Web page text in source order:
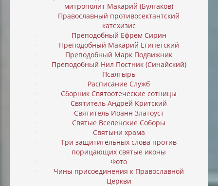
митрополит Макарий (Булгаков)
Православный противосектантский
катехизис
Преподобный Ефрем Сирин
Преподобный Макарий Египетский
Преподобный Марк Подвижник
Преподобный Нил Постник (Синайский)
Псалтырь
Расписание Служб
Сборник Святоотеческие сотницы
Святитель Андрей Критский
Святитель Иоанн Златоуст
Святые Вселенские Соборы
Святыни храма
Три защитительных слова против
порицающих святые иконы
Фото
Чины присоединения к Православной
Церкви